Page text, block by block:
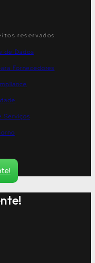
reservados
de Dados
Fornecedores
Serviços